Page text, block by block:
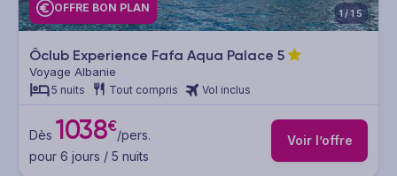
OFFRE BON PLAN 1/15
Ôclub Experience Fafa Aqua Palace 5
Voyage Albanie
5 nuits Tout compris Vol inclus
Dès 1038€/pers.
pour 6 jours / 5 nuits
Voir l’offre